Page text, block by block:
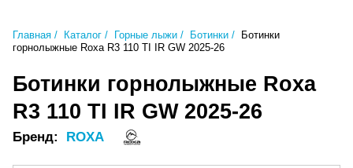
Главная Каталог Горные лыжи Ботинки
Ботинки
горнолыжные Roxa R3 110 TI IR GW 2025-26
Ботинки горнолыжные Roxa
R3 110 TI IR GW 2025-26
Бренд: ROXA